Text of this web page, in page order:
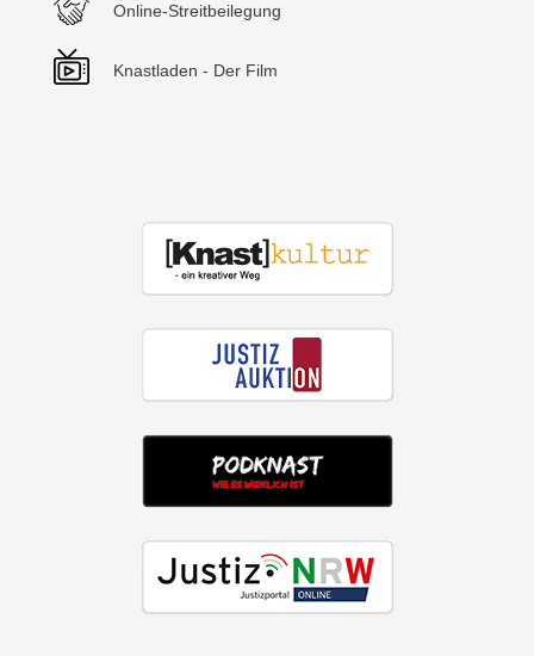
Online-Streitbeilegung
Knastladen - Der Film